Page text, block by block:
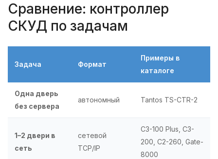
Сравнение: контроллер
СКУД по задачам
Задача Формат
Примеры в
каталоге
Одна дверь
без сервера
автономный Tantos TS-CTR-2
1–2 двери в
сеть
сетевой
TCP/IP
C3-100 Plus, C3-
200, C2-260, Gate-
8000